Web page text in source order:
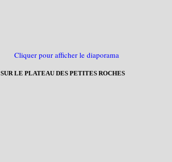
SUR LE PLATEAU DES PETITES ROCHES